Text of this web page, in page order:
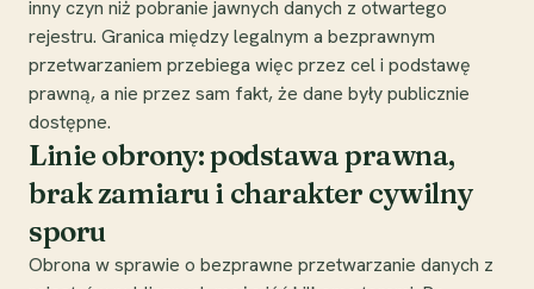
inny czyn niż pobranie jawnych danych z otwartego
rejestru. Granica między legalnym a bezprawnym
przetwarzaniem przebiega więc przez cel i podstawę
prawną, a nie przez sam fakt, że dane były publicznie
dostępne.
Linie obrony: podstawa prawna,
brak zamiaru i charakter cywilny
sporu
Obrona w sprawie o bezprawne przetwarzanie danych z